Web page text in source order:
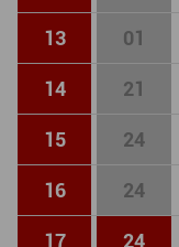
13 01
14 21
15 24
16 24
17 24